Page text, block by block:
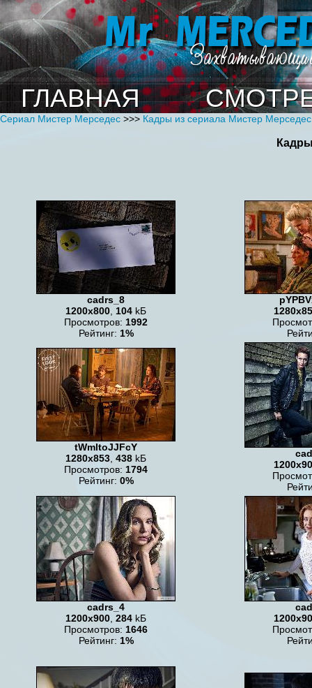
ГЛАВНАЯ
Сериал Мистер Мерседес >>> Кадры из сериала Мистер
cadrs_8
1200x800 104 kБ
Просмотров: 1992
Рейтинг: 1%
tWmltoJJFcY
1280x853 438 kБ
Просмотров: 1794
Рейтинг: 0%
cadrs_4
1200x900 284 kБ
Просмотров: 1646
Рейтинг: 1%